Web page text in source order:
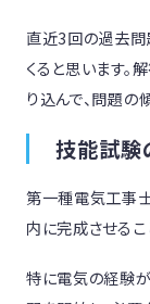
直近3回の過去問
くると思います。
り込んで、問題の
技能試験
第一種電気工事
内に完成させるこ
特に電気の経験